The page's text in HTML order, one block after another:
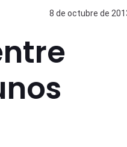
8 de octubre de